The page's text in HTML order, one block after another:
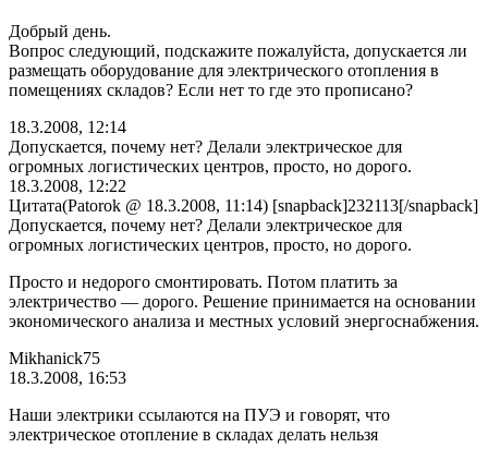
Добрый день.
Вопрос следующий, подскажите пожалуйста, допускается ли
размещать оборудование для электрического отопления в
помещениях складов? Если нет то где это прописано?
18.3.2008, 12:14
Допускается, почему нет? Делали электрическое для
огромных логистических центров, просто, но дорого.
18.3.2008, 12:22
Цитата(Patorok @ 18.3.2008, 11:14) [snapback]232113[/snapback]
Допускается, почему нет? Делали электрическое для
огромных логистических центров, просто, но дорого.
Просто и недорого смонтировать. Потом платить за
электричество — дорого. Решение принимается на основании
экономического анализа и местных условий энергоснабжения.
Mikhanick75
18.3.2008, 16:53
Наши электрики ссылаются на ПУЭ и говорят, что
электрическое отопление в складах делать нельзя